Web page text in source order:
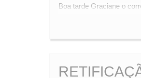
Boa tarde Graciane o